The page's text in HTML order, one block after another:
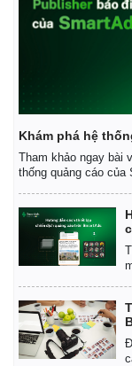
Khám phá hệ
Tham khảo ngay bài
thống quảng cáo của